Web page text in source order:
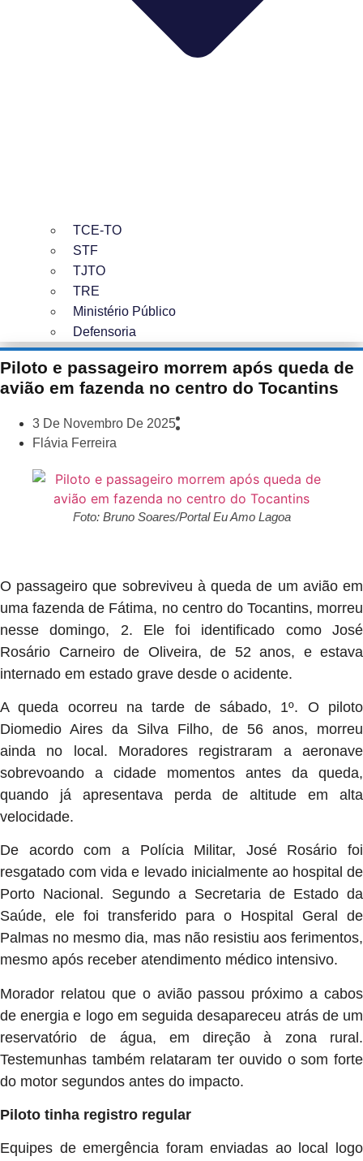
TCE-TO
STF
TJTO
TRE
Ministério Público
Defensoria
Piloto e passageiro morrem após queda de
avião em fazenda no centro do Tocantins
3 De Novembro De 2025
Flávia Ferreira
Foto: Bruno Soares/Portal Eu Amo Lagoa
O passageiro que sobreviveu à queda de um avião em
uma fazenda de Fátima, no centro do Tocantins, morreu
nesse domingo, 2. Ele foi identificado como José
Rosário Carneiro de Oliveira, de 52 anos, e estava
internado em estado grave desde o acidente.
A queda ocorreu na tarde de sábado, 1º. O piloto
Diomedio Aires da Silva Filho, de 56 anos, morreu
ainda no local. Moradores registraram a aeronave
sobrevoando a cidade momentos antes da queda,
quando já apresentava perda de altitude em alta
velocidade.
De acordo com a Polícia Militar, José Rosário foi
resgatado com vida e levado inicialmente ao hospital de
Porto Nacional. Segundo a Secretaria de Estado da
Saúde, ele foi transferido para o Hospital Geral de
Palmas no mesmo dia, mas não resistiu aos ferimentos,
mesmo após receber atendimento médico intensivo.
Morador relatou que o avião passou próximo a cabos
de energia e logo em seguida desapareceu atrás de um
reservatório de água, em direção à zona rural.
Testemunhas também relataram ter ouvido o som forte
do motor segundos antes do impacto.
Piloto tinha registro regular
Equipes de emergência foram enviadas ao local logo